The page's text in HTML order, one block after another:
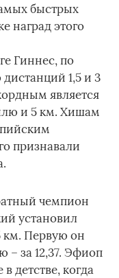
быстрых
наград этого
Гиннес, по
1,5 и 3
является
и 5 км. Хишам
признавали
чемпион
установил
км. Первую он
– за 12,37. Эфиоп
детстве, когда